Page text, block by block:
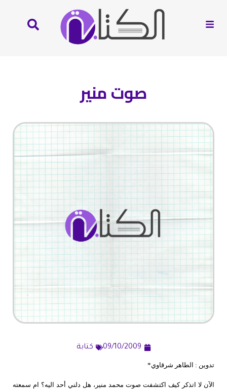
صوت منير
09/10/2009 كتابة
تدوين : الطاهر شرقاوي*
الآن لا اتذكر كيف اكتشفت صوت محمد منير، هل دلني أحد اليه؟ ام سمعته